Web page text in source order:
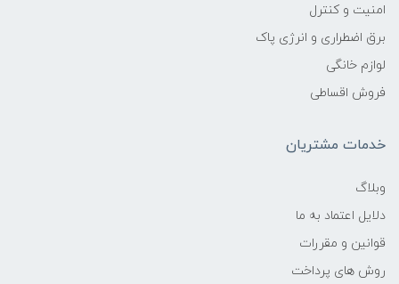
امنیت و کنترل
برق اضطراری و انرژی پاک
لوازم خانگی
فروش اقساطی
خدمات مشتریان
وبلاگ
دلایل اعتماد به ما
قوانین و مقررات
روش های پرداخت